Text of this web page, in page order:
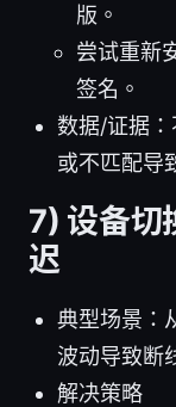
版。
尝试重新
签名。
数据/证据
或不匹配导
7) 设备切
迟
典型场景：
波动导致断
解决策略